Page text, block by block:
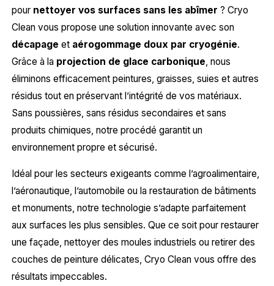
pour nettoyer vos surfaces sans les abîmer ? Cryo
Clean vous propose une solution innovante avec son
décapage et aérogommage doux par cryogénie.
Grâce à la projection de glace carbonique, nous
éliminons efficacement peintures, graisses, suies et autres
résidus tout en préservant l’intégrité de vos matériaux.
Sans poussières, sans résidus secondaires et sans
produits chimiques, notre procédé garantit un
environnement propre et sécurisé.
Idéal pour les secteurs exigeants comme l’agroalimentaire,
l’aéronautique, l’automobile ou la restauration de bâtiments
et monuments, notre technologie s’adapte parfaitement
aux surfaces les plus sensibles. Que ce soit pour restaurer
une façade, nettoyer des moules industriels ou retirer des
couches de peinture délicates, Cryo Clean vous offre des
résultats impeccables.